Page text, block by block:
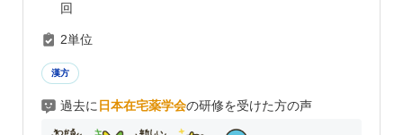
回
2単位
漢方
過去に 日本在宅薬学会の研修を受けた方の声